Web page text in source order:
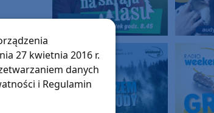
27 kwietnia 2016 r.
danych
i Regulamin